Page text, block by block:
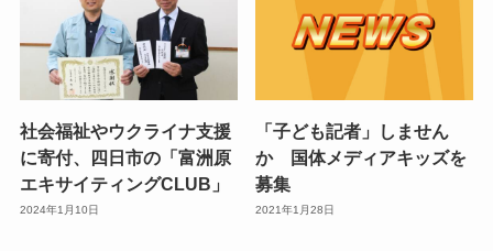
社会福祉やウクライナ支援
に寄付、四日市の「富洲原
エキサイティングCLUB」
2024年1月10日
「子ども記者」しません
か 国体メディアキッズを
募集
2021年1月28日